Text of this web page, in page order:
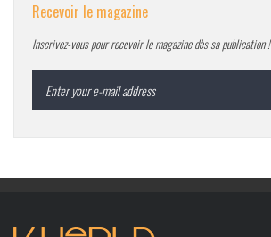
Recevoir le magazine
Inscrivez-vous pour recevoir le magazine dès sa publication !